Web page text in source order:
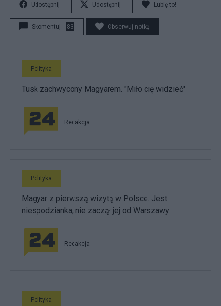
Udostępnij Udostępnij Lubię to!
Skomentuj 83 Obserwuj notkę
Polityka
Tusk zachwycony Magyarem. "Miło cię widzieć"
Redakcja
Polityka
Magyar z pierwszą wizytą w Polsce. Jest
niespodzianka, nie zaczął jej od Warszawy
Redakcja
Polityka